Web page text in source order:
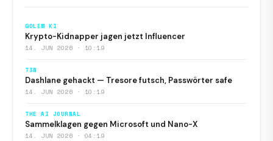
GOLEM KI
Krypto-Kidnapper jagen jetzt Influencer
14. JUN 2026 · 10:19
T3N
Dashlane gehackt — Tresore futsch, Passwörter safe
14. JUN 2026 · 10:19
THE AI JOURNAL
Sammelklagen gegen Microsoft und Nano-X
14. JUN 2026 · 04:19